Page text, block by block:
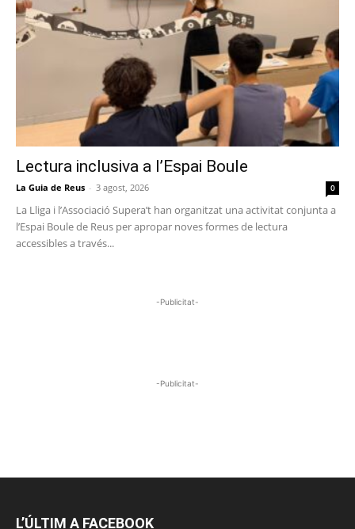
Lectura inclusiva a l’Espai Boule
La Guia de Reus - 3 agost, 2026 0
La Lliga i l’Associació Supera’t han organitzat una activitat conjunta a
l’Espai Boule de Reus per apropar noves formes de lectura
accessibles a través...
-Publicitat-
-Publicitat-
L’ÚLTIM A FACEBOOK